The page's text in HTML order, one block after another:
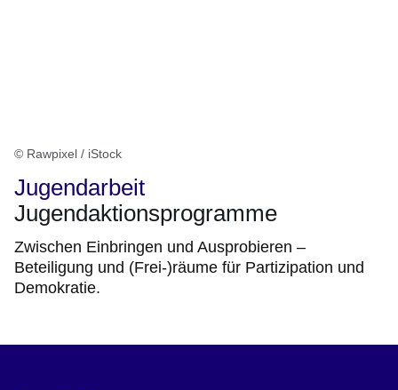
© Rawpixel / iStock
Jugendarbeit
Jugendaktionsprogramme
Zwischen Einbringen und Ausprobieren –
Beteiligung und (Frei-)räume für Partizipation und
Demokratie.